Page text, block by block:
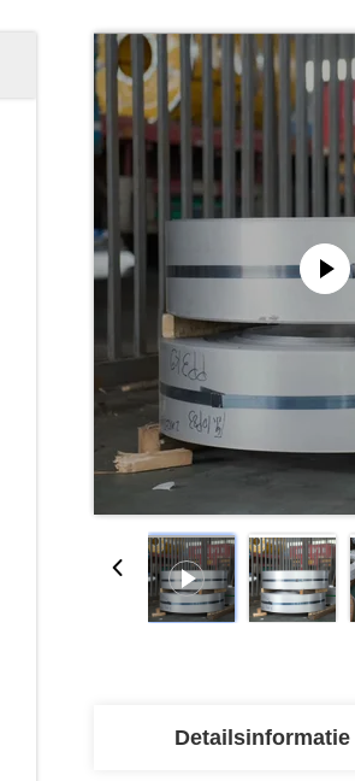
Detailsinformatie